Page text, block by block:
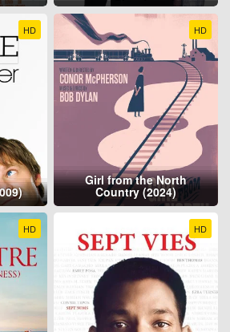
HD HD
Girl from the North
Country (2024)
HD HD